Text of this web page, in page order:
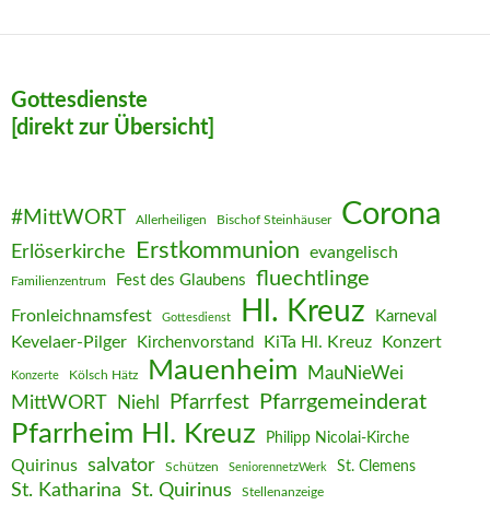
Gottesdienste
[direkt zur Übersicht]
#MittWORT Allerheiligen Bischof Steinhäuser Corona
Erlöserkirche Erstkommunion evangelisch
Familienzentrum Fest des Glaubens fluechtlinge
Fronleichnamsfest Gottesdienst Hl. Kreuz Karneval
Kevelaer-Pilger Kirchenvorstand KiTa Hl. Kreuz Konzert
Konzerte Kölsch Hätz Mauenheim MauNieWei
MittWORT Niehl Pfarrfest Pfarrgemeinderat
Pfarrheim Hl. Kreuz Philipp Nicolai-Kirche
Quirinus salvator Schützen SeniorennetzWerk St. Clemens
St. Katharina St. Quirinus Stellenanzeige